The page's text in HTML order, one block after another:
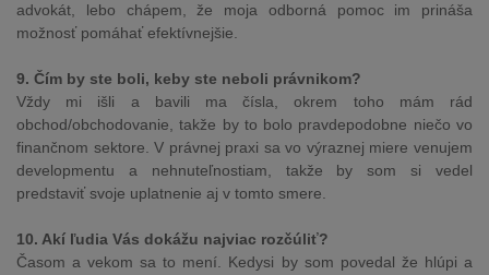
advokát, lebo chápem, že moja odborná pomoc im prináša
možnosť pomáhať efektívnejšie.
9. Čím by ste boli, keby ste neboli právnikom?
Vždy mi išli a bavili ma čísla, okrem toho mám rád
obchod/obchodovanie, takže by to bolo pravdepodobne niečo vo
finančnom sektore. V právnej praxi sa vo výraznej miere venujem
developmentu a nehnuteľnostiam, takže by som si vedel
predstaviť svoje uplatnenie aj v tomto smere.
10. Akí ľudia Vás dokážu najviac rozčúliť?
Časom a vekom sa to mení. Kedysi by som povedal že hlúpi a